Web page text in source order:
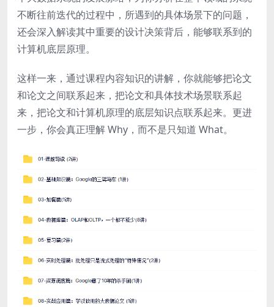
不断往前迭代的过程中，所遇到的具体场景下的问题，
还会深入解读其中重要的设计决策背后，能够联系到的
计算机底层原理。
这样一来，通过课程内容知识的讲解，你就能够把论文
和论文之间联系起来，把论文和具体技术场景联系起
来，把论文和计算机原理的底层知识点联系起来。更进
一步，你会真正理解 Why，而不是只知道 What。